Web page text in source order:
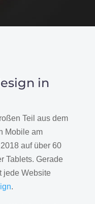
in
Teil aus dem
Mobile am
auf über 60
Tablets. Gerade
jede Website
.